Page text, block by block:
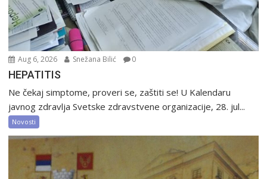
Aug 6, 2026 Snežana Bilić 0
HEPATITIS
Ne čekaj simptome, proveri se, zaštiti se! U Kalendaru
javnog zdravlja Svetske zdravstvene organizacije, 28. jul...
Novosti